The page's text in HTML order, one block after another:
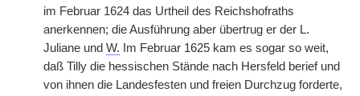
im Februar 1624 das Urtheil des Reichshofraths
anerkennen; die Ausführung aber übertrug er der L.
Juliane und W. Im Februar 1625 kam es sogar so weit,
daß Tilly die hessischen Stände nach Hersfeld berief und
von ihnen die Landesfesten und freien Durchzug forderte,